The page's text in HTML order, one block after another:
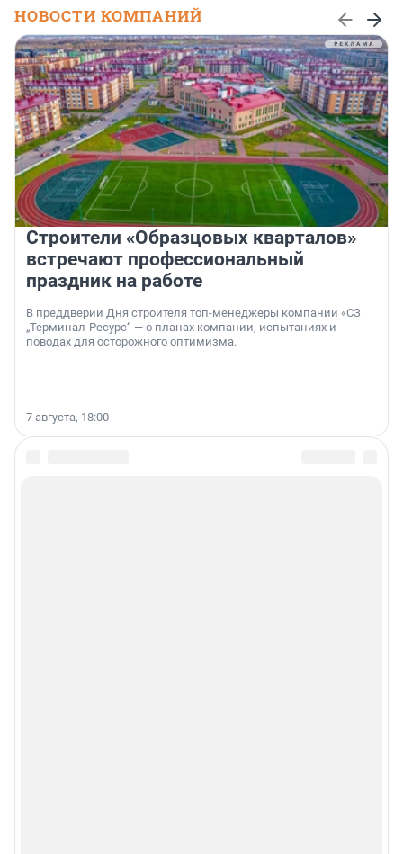
НОВОСТИ КОМПАНИЙ
Строители «Образцовых кварталов»
встречают профессиональный
праздник на работе
В преддверии Дня строителя топ-менеджеры компании «СЗ
„Терминал-Ресурс“ — о планах компании, испытаниях и
поводах для осторожного оптимизма.
7 августа, 18:00